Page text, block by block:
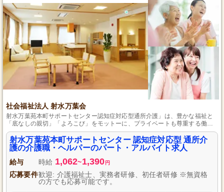
社会福祉法人 射水万葉会
射水万葉苑本町サポートセンター認知症対応型通所介護」は、豊かな福祉と
「底なしの親切」「よろこび」をモットーに、プライベートも尊重する働き
やすい環境で、各種介護サービスを展開する社会貢献企業です。
射水万葉苑本町サポートセンター 認知症対応型 通所介
護の介護職・ヘルパーのパート・アルバイト求人
給与 時給 1,062~1,390 円
応募要件歓迎: 介護福祉士、実務者研修、初任者研修 ※無資格
の方でも応募可能です。